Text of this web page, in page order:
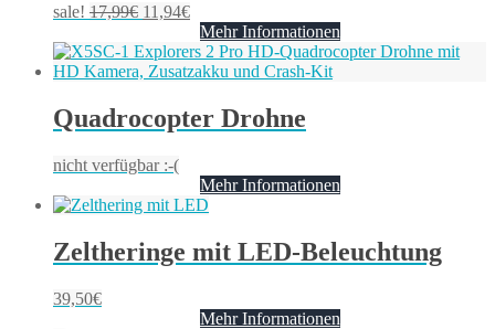
sale! 17,99€ 11,94€
Mehr Informationen
Quadrocopter Drohne
nicht verfügbar :-(
Mehr Informationen
Zeltheringe mit LED-Beleuchtung
39,50€
Mehr Informationen